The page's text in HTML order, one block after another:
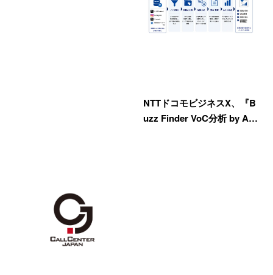
NTTドコモビジネスX、『B
uzz Finder VoC分析 by A…